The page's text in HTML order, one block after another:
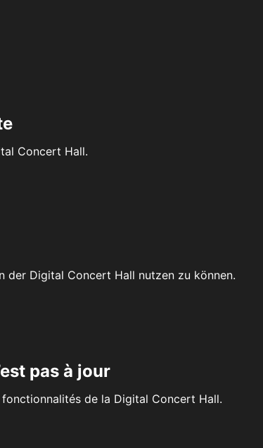
Concert Hall.
der Digital Concert Hall nutzen zu können.
pas à jour
de la Digital Concert Hall.